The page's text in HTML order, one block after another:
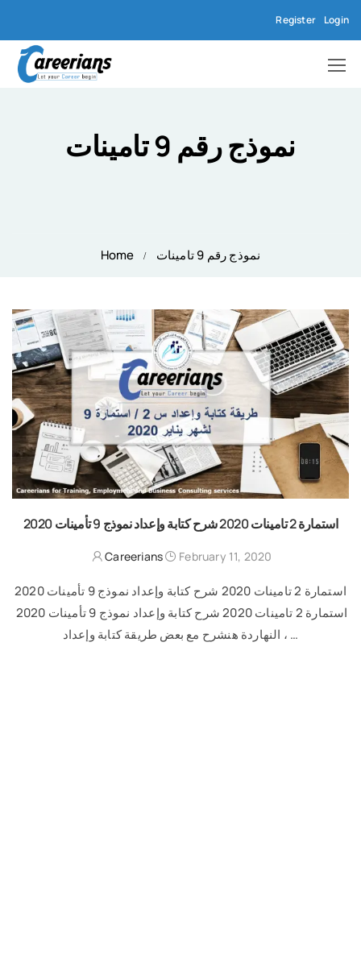
Register Login
نموذج رقم 9 تامينات
Home نموذج رقم 9 تامينات
استمارة 2 تامينات 2020 شرح كتابة وإعداد نموذج 9 تأمينات 2020
Careerians February 11, 2020
استمارة 2 تامينات 2020 شرح كتابة وإعداد نموذج 9 تأمينات 2020
، النهاردة هنشرح مع بعض طريقة كتابة وإعداد …